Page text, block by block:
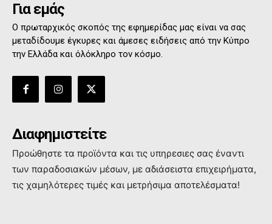
Για εμάς
Ο πρωταρχικός σκοπός της εφημερίδας μας είναι να σας
μεταδίδουμε έγκυρες και άμεσες ειδήσεις από την Κύπρο
την Ελλάδα και όλόκληρο τον κόσμο.
Διαφημιστείτε
Προώθηστε τα προϊόντα και τις υπηρεσιες σας έναντι
των παραδοσιακών μέσων, με αδιάσειστα επιχειρήματα,
τις χαμηλότερες τιμές και μετρήσιμα αποτελέσματα!